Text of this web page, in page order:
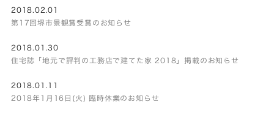
2018.02.01
第17回堺市景観賞受賞のお知らせ
2018.01.30
住宅誌「地元で評判の工務店で建てた家 2018」掲載のお知らせ
2018.01.11
2018年1月16日(火) 臨時休業のお知らせ